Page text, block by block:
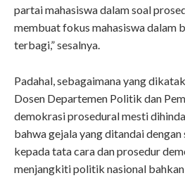
partai mahasiswa dalam soal
membuat fokus mahasiswa dalam
terbagi,” sesalnya.
Padahal, sebagaimana yang
Dosen Departemen Politik dan
demokrasi prosedural mesti
bahwa gejala yang ditandai
kepada tata cara dan prosedur
menjangkiti politik nasional bahkan